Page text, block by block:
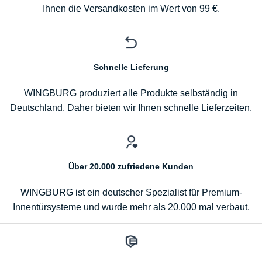
Ihnen die Versandkosten im Wert von 99 €.
Schnelle Lieferung
WINGBURG produziert alle Produkte selbständig in
Deutschland. Daher bieten wir Ihnen schnelle Lieferzeiten.
Über 20.000 zufriedene Kunden
WINGBURG ist ein deutscher Spezialist für Premium-
Innentürsysteme und wurde mehr als 20.000 mal verbaut.